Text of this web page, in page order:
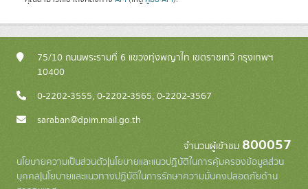
75/10 ถนนพระรามที่ 6 แขวงทุ่งพญาไท เขตราชเทวี กรุงเทพฯ
10400
0-2202-3555, 0-2202-3565, 0-2202-3567
saraban@dpim.mail.go.th
จำนวนผู้เข้าชม 800057
นโยบายความเป็นส่วนตัว|นโยบายและแนวปฏิบัติในการคุ้มครองข้อมูลส่วน
บุคคล|นโยบายและแนวทางปฏิบัติในการรักษาความมั่นคงปลอดภัยด้าน